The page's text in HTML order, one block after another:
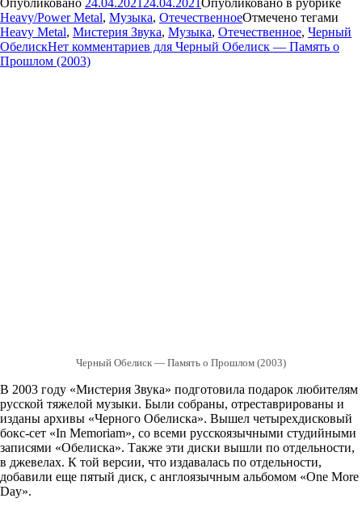
Опубликовано 24.04.2021 24.04.2021 Опубликовано в рубрике
Heavy/Power Metal, Музыка, ОтечественноеОтмечено тегами
Heavy Metal, Мистерия Звука, Музыка, Отечественное, Черный
ОбелискНет комментариев для Черный Обелиск — Память о
Прошлом (2003)
Черный Обелиск — Память о Прошлом (2003)
В 2003 году «Мистерия Звука» подготовила подарок любителям
русской тяжелой музыки. Были собраны, отреставрированы и
изданы архивы «Черного Обелиска». Вышел четырехдисковый
бокс-сет «In Memoriam», со всеми русскоязычными студийными
записями «Обелиска». Также эти диски вышли по отдельности,
в джевелах. К той версии, что издавалась по отдельности,
добавили еще пятый диск, с англоязычным альбомом «One More
Day».